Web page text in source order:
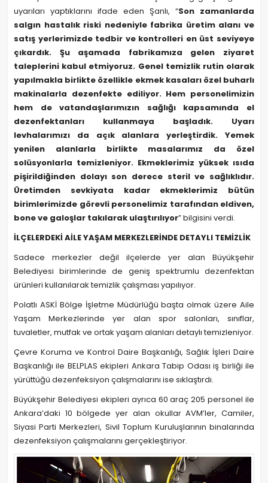
uyarıları yaptıklarını ifade eden Şanlı, “Son zamanlarda
salgın hastalık riski nedeniyle fabrika üretim alanı ve
satış yerlerimizde tedbir ve kontrolleri en üst seviyeye
çıkardık. Şu aşamada fabrikamıza gelen ziyaret
taleplerini kabul etmiyoruz. Genel temizlik rutin olarak
yapılmakla birlikte özellikle ekmek kasaları özel buharlı
makinalarla dezenfekte ediliyor. Hem personelimizin
hem de vatandaşlarımızın sağlığı kapsamında el
dezenfektanları kullanmaya başladık. Uyarı
levhalarımızı da açık alanlara yerleştirdik. Yemek
yenilen alanlarla birlikte masalarımız da özel
solüsyonlarla temizleniyor. Ekmeklerimiz yüksek ısıda
pişirildiğinden dolayı son derece steril ve sağlıklıdır.
Üretimden sevkiyata kadar ekmeklerimiz bütün
birimlerimizde görevli personelimiz tarafından eldiven,
bone ve galoşlar takılarak ulaştırılıyor” bilgisini verdi.
İLÇELERDEKİ AİLE YAŞAM MERKEZLERİNDE DETAYLI TEMİZLİK
Sadece merkezler değil ilçelerde yer alan Büyükşehir
Belediyesi birimlerinde de geniş spektrumlu dezenfektan
ürünleri kullanılarak temizlik çalışması yapılıyor.
Polatlı ASKİ Bölge İşletme Müdürlüğü başta olmak üzere Aile
Yaşam Merkezlerinde yer alan spor salonları, sınıflar,
tuvaletler, mutfak ve ortak yaşam alanları detaylı temizleniyor.
Çevre Koruma ve Kontrol Daire Başkanlığı, Sağlık İşleri Daire
Başkanlığı ile BELPLAS ekipleri Ankara Tabip Odası iş birliği ile
yürüttüğü dezenfeksiyon çalışmalarını ise sıklaştırdı.
Büyükşehir Belediyesi ekipleri ayrıca 60 araç 205 personel ile
Ankara’daki 10 bölgede yer alan okullar AVM’ler, Camiler,
Siyasi Parti Merkezleri, Sivil Toplum Kuruluşlarının binalarında
dezenfeksiyon çalışmalarını gerçekleştiriyor.